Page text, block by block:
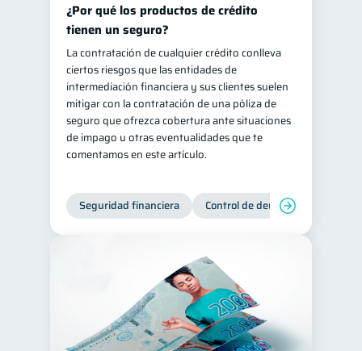
¿Por qué los productos de crédito
tienen un seguro?
La contratación de cualquier crédito conlleva
ciertos riesgos que las entidades de
intermediación financiera y sus clientes suelen
mitigar con la contratación de una póliza de
seguro que ofrezca cobertura ante situaciones
de impago u otras eventualidades que te
comentamos en este artículo.
Seguridad financiera Control de deudas